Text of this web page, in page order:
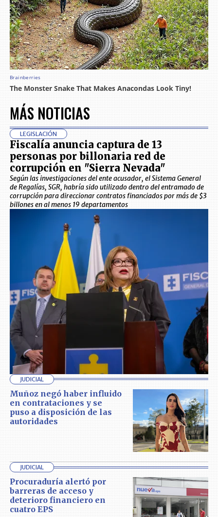
MÁS NOTICIAS
LEGISLACIÓN
Fiscalía anuncia captura de 13
personas por billonaria red de
corrupción en "Sierra Nevada"
Según las investigaciones del ente acusador, el Sistema General
de Regalías, SGR, habría sido utilizado dentro del entramado de
corrupción para direccionar contratos financiados por más de $3
billones en al menos 19 departamentos
JUDICIAL
Muñoz negó haber influido
en contrataciones y se
puso a disposición de las
autoridades
JUDICIAL
Procuraduría alertó por
barreras de acceso y
deterioro financiero en
cuatro EPS